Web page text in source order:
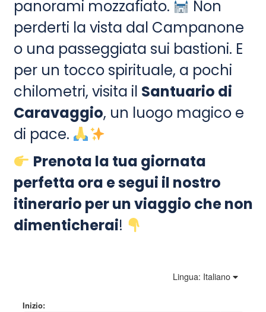
panorami mozzafiato.
Non
perderti la vista dal Campanone
o una passeggiata sui bastioni. E
per un tocco spirituale, a pochi
chilometri, visita il Santuario di
Caravaggio, un luogo magico e
di pace.
Prenota la tua giornata
perfetta ora e segui il nostro
itinerario per un viaggio che non
dimenticherai!